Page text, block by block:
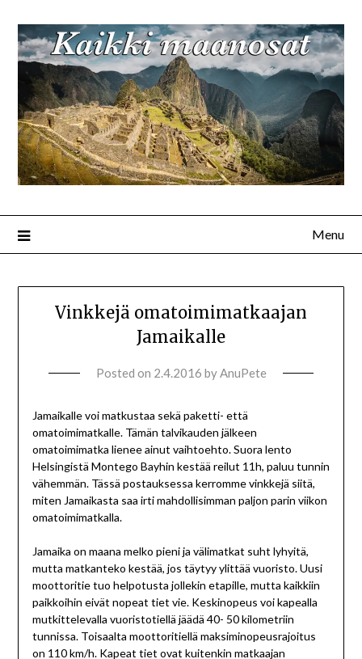
Menu
Vinkkejä omatoimimatkaajan
Jamaikalle
Posted on 2.4.2016 byAnuPete
Jamaikalle voi matkustaa sekä paketti- että
omatoimimatkalle. Tämän talvikauden jälkeen
omatoimimatka lienee ainut vaihtoehto. Suora lento
Helsingistä Montego Bayhin kestää reilut 11h, paluu tunnin
vähemmän. Tässä postauksessa kerromme vinkkejä siitä,
miten Jamaikasta saa irti mahdollisimman paljon parin viikon
omatoimimatkalla.
Jamaika on maana melko pieni ja välimatkat suht lyhyitä,
mutta matkanteko kestää, jos täytyy ylittää vuoristo. Uusi
moottoritie tuo helpotusta jollekin etapille, mutta kaikkiin
paikkoihin eivät nopeat tiet vie. Keskinopeus voi kapealla
mutkittelevalla vuoristotiellä jäädä 40- 50 kilometriin
tunnissa. Toisaalta moottoritiellä maksiminopeusrajoitus
on 110 km/h. Kapeat tiet ovat kuitenkin matkaajan